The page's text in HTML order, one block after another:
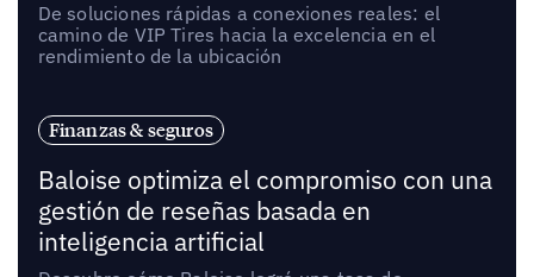
De soluciones rápidas a conexiones reales: el
camino de VIP Tires hacia la excelencia en el
rendimiento de la ubicación
Finanzas & seguros
Baloise optimiza el compromiso con una
gestión de reseñas basada en
inteligencia artificial